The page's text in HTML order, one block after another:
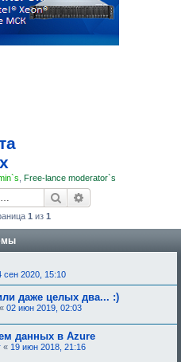
Free-lance moderator`s
Поиск
1 из 1
сен 2020, 15:10
даже целых два... :)
« 02 июн 2019, 02:03
данных в Azure
« 19 июн 2018, 21:16